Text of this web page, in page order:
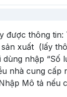
được thông
xuất (lấy
nhập “Số
nhà cung cấp
Mô tả nếu